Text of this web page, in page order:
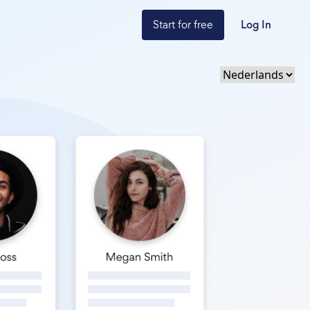
Start for free Log In